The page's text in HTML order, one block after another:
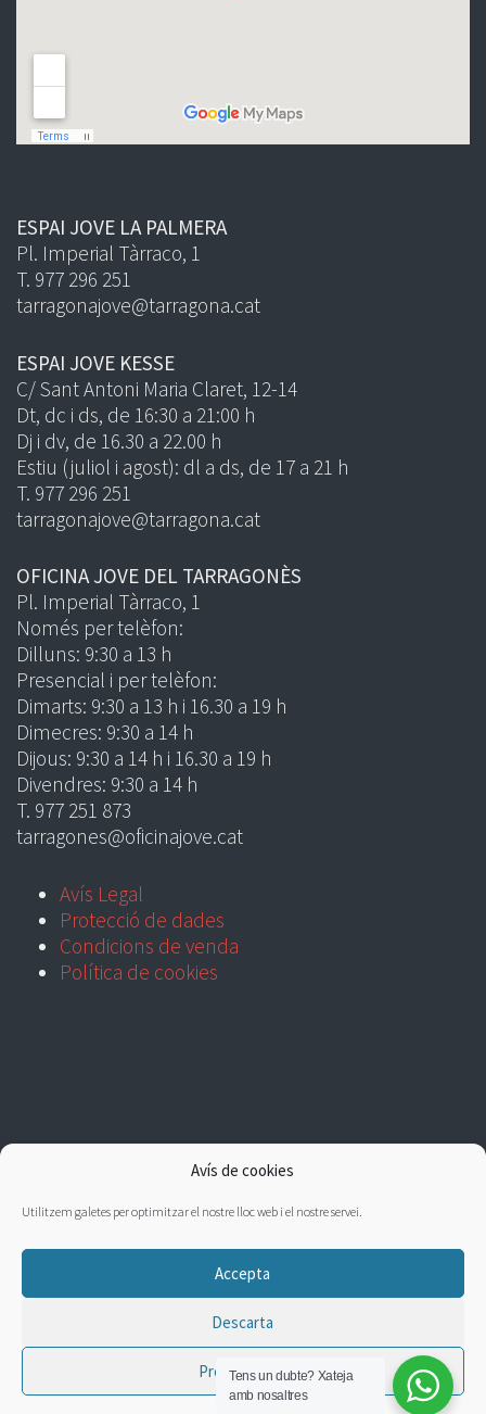
Avís de cookies
Utilitzem galetes per optimitzar el nostre lloc web i el nostre servei.
Accepta
Descarta
Preferències
ESPAI JOVE LA PALMERA
Pl. Imperial Tàrraco, 1
T. 977 296 251
tarragonajove@tarragona.cat
ESPAI JOVE KESSE
C/ Sant Antoni Maria Claret, 12-14
Dt, dc i ds, de 16:30 a 21:00 h
Dj i dv, de 16.30 a 22.00 h
Estiu (juliol i agost): dl a ds, de 17 a 21 h
T. 977 296 251
tarragonajove@tarragona.cat
OFICINA JOVE DEL TARRAGONÈS
Pl. Imperial Tàrraco, 1
Només per telèfon:
Dilluns: 9:30 a 13 h
Presencial i per telèfon:
Dimarts: 9:30 a 13 h i 16.30 a 19 h
Dimecres: 9:30 a 14 h
Dijous: 9:30 a 14 h i 16.30 a 19 h
Divendres: 9:30 a 14 h
T. 977 251 873
tarragones@oficinajove.cat
Avís Legal
Protecció de dades
Condicions de venda
Política de cookies
Tens un dubte? Xateja
amb nosaltres